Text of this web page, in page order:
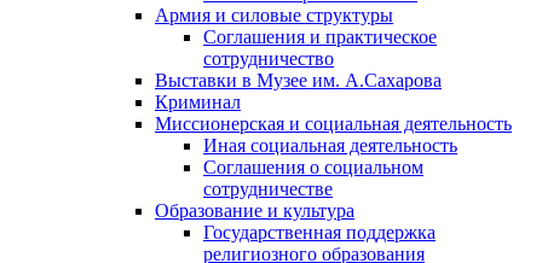
Армия и силовые структуры
Соглашения и практическое
сотрудничество
Выставки в Музее им. А.Сахарова
Криминал
Миссионерская и социальная деятельность
Иная социальная деятельность
Соглашения о социальном
сотрудничестве
Образование и культура
Государственная поддержка
религиозного образования